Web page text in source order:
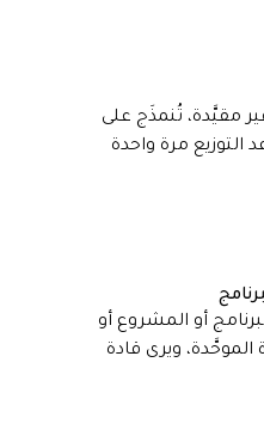
مقيَّدة، تُنمذَج على
مرة واحدة
أو المشروع أو
الموحَّدة، ويرى قادة